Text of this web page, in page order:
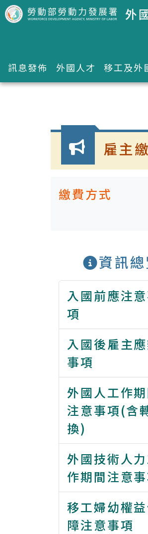
跳到主要內容區塊 外
訊息發佈 外國人才 移工及外
雇主
繳費方式
資訊總
入國前應注
項
入國後雇主
事項
外國人工作
注意事項(含
換)
外國技術人
作期間注意
移工婦幼權
障注意事項